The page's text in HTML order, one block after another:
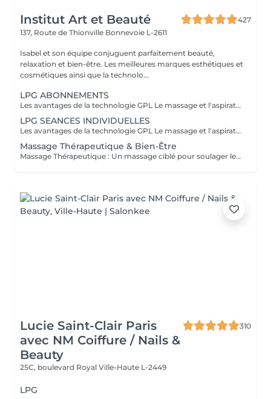
Institut Art et Beauté
427
137, Route de Thionville Bonnevoie L-2611
Isabel et son équipe conjuguent parfaitement beauté,
relaxation et bien-être. Les meilleures marques esthétiques et
cosmétiques ainsi que la technolo...
LPG ABONNEMENTS
Les avantages de la technologie GPL Le massage et l'aspiration combinés du LPG Cellu M6 Medical offrent des solutions minceur, anti-âge et thérapeutiques 100% naturelles à travers des massages indolores qui réactivent naturellement les mécanismes cellulaires, apportant divers bienfaits adaptés à vos besoins spécifiques. Avantages esthétiques : Réduit la cellulite, la peau d'orange disparaissant progressivement pour redonner à la peau son aspect lisse et ferme. Harmonise la silhouette. Raffermit et améliore l'apparence de la peau. Diminue l'apparence des cicatrices, des greffes et des brûlures. Bienfaits thérapeutiques : Améliore la circulation lymphatique et sanguine. Favorise la récupération postopératoire. Génère un effet relaxant. Réduit les douleurs musculaires. Soulage les jambes lourdes et les chevilles gonflées. Prépare à l'effort physique. Facilite la récupération après l'effort : courbatures, etc. Traite les affections liées au sport : tendinites, blessures musculaires, etc. Procure détente et relaxation musculaire. Praticiens formés : Carla Lisete Marie Francesca Prenez soin de votre corps et de votre beauté dès aujourd'hui : avec la technologie LPG pour préparer votre peau et votre corps aux années à venir
LPG SEANCES INDIVIDUELLES
Les avantages de la technologie GPL Le massage et l'aspiration combinés du LPG Cellu M6 Medical offrent des solutions minceur, anti-âge et thérapeutiques 100% naturelles à travers des massages indolores qui réactivent naturellement les mécanismes cellulaires, apportant divers bienfaits adaptés à vos besoins spécifiques. Avantages esthétiques : Réduit la cellulite, la peau d'orange disparaissant progressivement pour redonner à la peau son aspect lisse et ferme. Harmonise la silhouette. Raffermit et améliore l'apparence de la peau. Diminue l'apparence des cicatrices, des greffes et des brûlures. Bienfaits thérapeutiques : Améliore la circulation lymphatique et sanguine. Favorise la récupération postopératoire. Génère un effet relaxant. Réduit les douleurs musculaires. Soulage les jambes lourdes et les chevilles gonflées. Prépare à l'effort physique. Facilite la récupération après l'effort : courbatures, etc. Traite les affections liées au sport : tendinites, blessures musculaires, etc. Procure détente et relaxation musculaire. Praticiens formés : Carla Lisete Carla Marie Francesca Prenez soin de votre corps et de votre beauté dès aujourd'hui : avec la technologie LPG pour préparer votre peau et votre corps aux années à venir
Massage Thérapeutique & Bien-Être
Massage Thérapeutique : Un massage ciblé pour soulager les tensions musculaires, réduire le stress, et rééquilibrer votre corps. Soulagement des Douleurs Musculaires : Les techniques de massage ciblent les zones de tension pour libérer les nuds musculaires et améliorer la flexibilité. Réduction du Stress : Les massages aident à abaisser les niveaux de cortisol, l'hormone du stress, ce qui favorise la détente et une meilleure gestion du stress. Amélioration du Bien-être Général : Ils stimulent la circulation sanguine, renforcent le système immunitaire, et contribuent à un meilleur sommeil, ce qui mène à une vie plus équilibrée. Au-delà du physique, ces massages favorisent une sensation de paix intérieure et de clarté mentale. Praticiennes Qualifiées : Experts dans diverses techniques de massage. Traitements Personnalisés : Séances adaptées à vos besoins spécifiques. Ambiance Apaisante : Un environnement relaxant. Une nouvelle manière de prendre soin de vous.
Lucie Saint-Clair Paris
avec NM Coiffure / Nails &
Beauty
310
25C, boulevard Royal Ville-Haute L-2449
LPG